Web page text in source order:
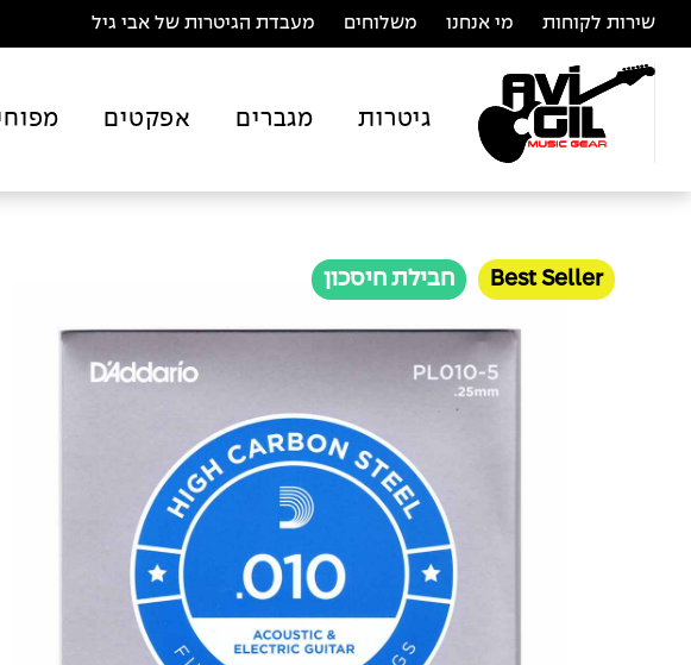
שירות לקוחות מי אנחנו משלוחים מעבדת הגיטרות של אבי גיל
גיטרות מגברים אפקטים
Best Seller חבילת חיסכון